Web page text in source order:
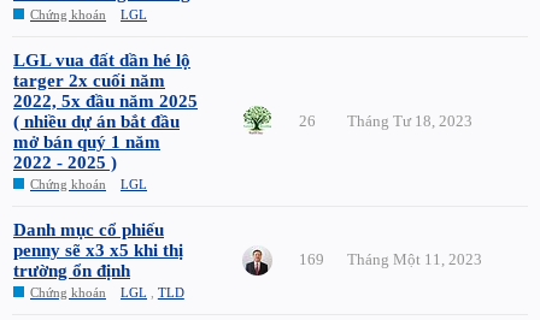
Chứng khoán LGL
LGL vua đất dần hé lộ
targer 2x cuối năm
2022, 5x đầu năm 2025
( nhiều dự án bắt đầu
mở bán quý 1 năm
2022 - 2025 )
Chứng khoán LGL
26 Tháng Tư 18, 2023
Danh mục cổ phiếu
penny sẽ x3 x5 khi thị
trường ổn định
Chứng khoán LGL TLD
169 Tháng Một 11, 2023